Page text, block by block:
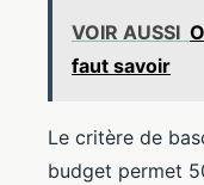
VOIR AUSSI
faut savoir
Le critère de
budget permet